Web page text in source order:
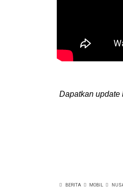
Dapatkan update
BERITA MOBIL